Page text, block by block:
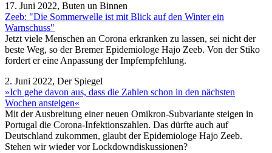
17. Juni 2022, Buten un Binnen
Zeeb: "Die Sommerwelle ist mit Blick auf den Winter ein
Warnschuss"
Jetzt viele Menschen an Corona erkranken zu lassen, sei nicht der
beste Weg, so der Bremer Epidemiologe Hajo Zeeb. Von der Stiko
fordert er eine Anpassung der Impfempfehlung.
2. Juni 2022, Der Spiegel
»Ich gehe davon aus, dass die Zahlen schon in den nächsten
Wochen ansteigen«
Mit der Ausbreitung einer neuen Omikron-Subvariante steigen in
Portugal die Corona-Infektionszahlen. Das dürfte auch auf
Deutschland zukommen, glaubt der Epidemiologe Hajo Zeeb.
Stehen wir wieder vor Lockdowndiskussionen?